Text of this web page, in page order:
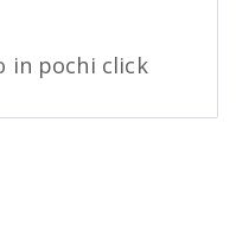
in pochi click